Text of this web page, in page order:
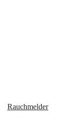
Rauchmelder